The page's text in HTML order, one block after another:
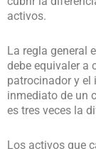
activos.
La regla general
debe equivaler a
patrocinador y el
inmediato de un
es tres veces la
Los activos que